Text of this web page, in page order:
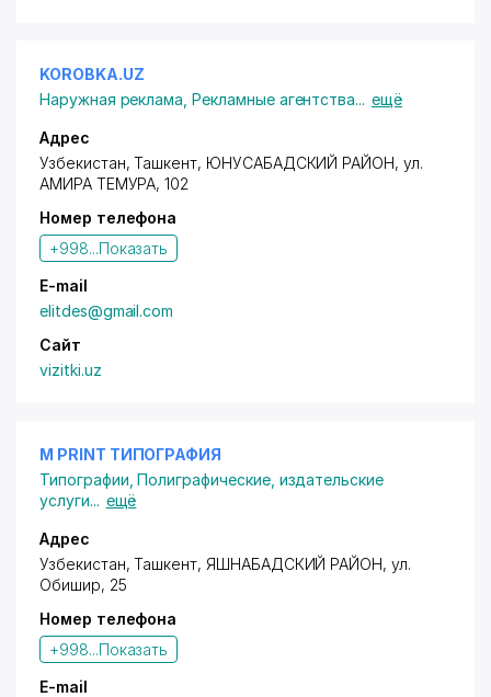
KOROBKA.UZ
Наружная реклама ,Рекламные агентства... ещё
Адрес
Узбекистан, Ташкент, ЮНУСАБАДСКИЙ РАЙОН, ул.
АМИРА ТЕМУРА, 102
Номер телефона
+998...Показать
E-mail
elitdes@gmail.com
Сайт
vizitki.uz
M PRINT ТИПОГРАФИЯ
Типографии ,Полиграфические, издательские
услуги... ещё
Адрес
Узбекистан, Ташкент, ЯШНАБАДСКИЙ РАЙОН,ул.
Обишир, 25
Номер телефона
+998...Показать
E-mail